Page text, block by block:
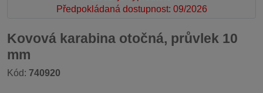
Předpokládaná dostupnost: 09/2026
Kovová karabina otočná, průvlek 10
mm
Kód: 740920